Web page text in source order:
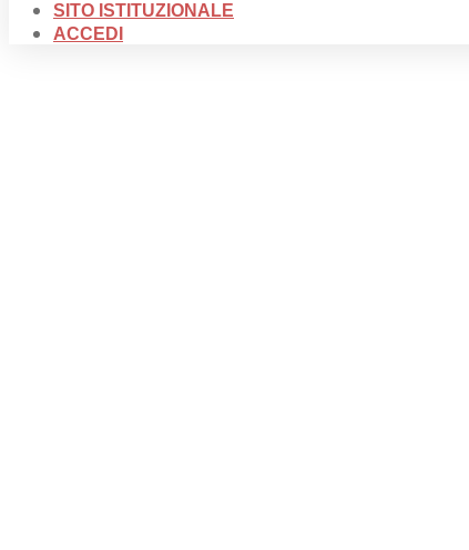
SITO ISTITUZIONALE
ACCEDI